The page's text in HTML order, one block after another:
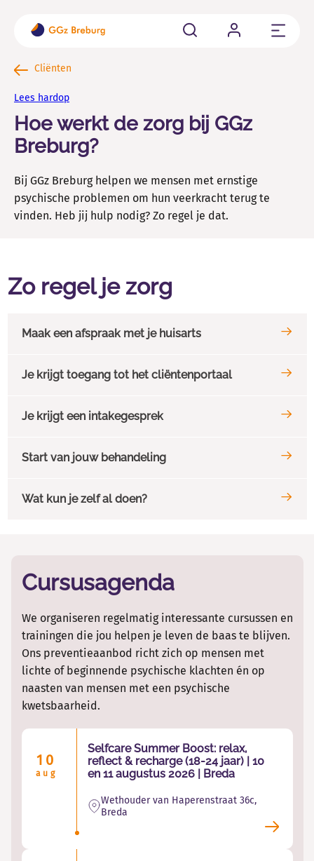
Sluit
Cliënten
vind je alle belangrijke informatie op een rij.
Familie en naasten
Als naaste van iemand die psychisch kwetsbaar is kun je
allerlei vragen hebben.
Verwijzers
Vacatures en Opleidingen
Over GGz Breburg
Behandelingen
Cliënten
Lees hardop
Hoe werkt de zorg bij GGz
Breburg?
Bij GGz Breburg helpen we mensen met ernstige
psychische problemen om hun veerkracht terug te
vinden. Heb jij hulp nodig? Zo regel je dat.
Zo regel je zorg
Maak een afspraak met je huisarts
Verkennend gesprek
Is het nog niet duidelijk wat je nodig hebt? Dan kan de
Is er direct gevaar of heb je met spoed medische hulp nodig? Bel
Je krijgt toegang tot het cliëntenportaal
Na de verwijzing krijg je een uitnodiging voor een
Je krijgt een intakegesprek
Tijdens het intakegesprek bespreken we jouw klachten en
Wat neem je mee?
Een geldig legitimatiebewijs (paspoort, rijbewijs of ID-
Je verzekeringsgegevens met polisnummer
Een actueel medicatieoverzicht (indien van toepassing).
De ondertekende toestemmingsverklaring, het
De ingevulde intakevragenlijst(indien van toepassing)
We adviseren je om iemand meenemen die belangrijk voor je
Start van jouw behandeling
Zijn we het eens over het behandelplan? Dan starten we met
Wat kun je zelf al doen?
Ook zonder verwijzing of tijdens je wachttijd kun je bij ons
Bij onze herstelwerkplaats FAMEUS ben je welkom om samen
Cursusagenda
We organiseren regelmatig interessante cursussen en
trainingen die jou helpen je leven de baas te blijven.
Ons preventieaanbod richt zich op mensen met
lichte of beginnende psychische klachten én op
naasten van mensen met een psychische
kwetsbaarheid.
10
aug
Selfcare Summer Boost: relax,
reflect & recharge (18-24 jaar) | 10
en 11 augustus 2026 | Breda
Wethouder van Haperenstraat 36c,
Breda